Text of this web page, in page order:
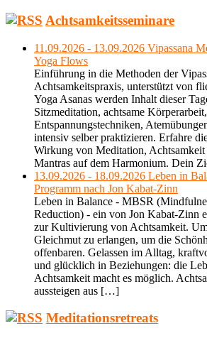
Achtsamkeitsseminare
11.09.2026 - 13.09.2026 Vipassana
Yoga Flows
Einführung in die Methoden der
Achtsamkeitspraxis, unterstützt von
Yoga Asanas werden Inhalt dieser
Sitzmeditation, achtsame Körperarbeit,
Entspannungstechniken,
intensiv selber praktizieren. Erfahre
Wirkung von Meditation, Achtsamkeit
Mantras auf dem Harmonium. Dein
13.09.2026 - 18.09.2026 Leben in
Programm nach Jon Kabat-Zinn
Leben in Balance - MBSR
Reduction) - ein von Jon Kabat-Zinn
zur Kultivierung von Achtsamkeit.
Gleichmut zu erlangen, um die
offenbaren. Gelassen im Alltag,
und glücklich in Beziehungen: die
Achtsamkeit macht es möglich.
aussteigen aus […]
Meditationsretreats